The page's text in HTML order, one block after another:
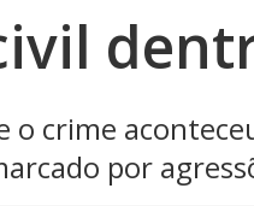
o crime
por